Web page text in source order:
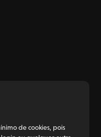
de cookies, pois